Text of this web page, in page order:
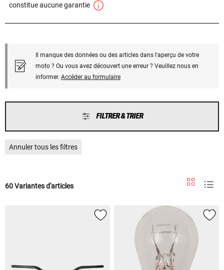
constitue aucune garantie
Il manque des données ou des articles dans l'aperçu de votre
moto ? Ou vous avez découvert une erreur ? Veuillez nous en
informer. Accéder au formulaire
FILTRER & TRIER
Annuler tous les filtres
60 Variantes d'articles